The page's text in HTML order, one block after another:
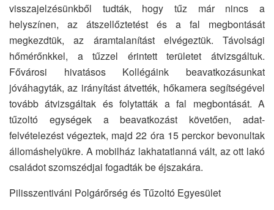
visszajelzésünkből tudták, hogy tűz már nincs a
helyszínen, az átszellőztetést és a fal megbontását
megkezdtük, az áramtalanítást elvégeztük. Távolsági
hőmérőnkkel, a tűzzel érintett területet átvizsgáltuk.
Fővárosi hivatásos Kollégáink beavatkozásunkat
jóváhagyták, az irányítást átvették, hőkamera segítségével
tovább átvizsgáltak és folytatták a fal megbontását. A
tűzoltó egységek a beavatkozást követően, adat-
felvételezést végeztek, majd 22 óra 15 perckor bevonultak
állomáshelyükre. A mobilház lakhatatlanná vált, az ott lakó
családot szomszédjai fogadták be éjszakára.
Pilisszentiváni Polgárőrség és Tűzoltó Egyesület